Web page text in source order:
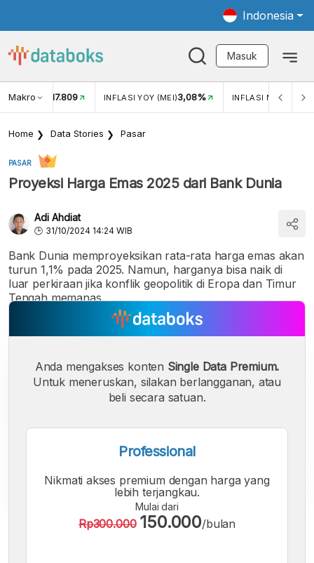
Indonesia
Masuk
Makro
USD/IDR 17.809 INFLASI YOY (MEI)3,08% INFLASI MOM (MEI)
Home Data Stories Pasar
PASAR
Proyeksi Harga Emas 2025 dari Bank Dunia
Adi Ahdiat
31/10/2024 14:24 WIB
Bank Dunia memproyeksikan rata-rata harga emas akan
turun 1,1% pada 2025. Namun, harganya bisa naik di
luar perkiraan jika konflik geopolitik di Eropa dan Timur
Tengah memanas.
A A A
Anda mengakses konten Single Data Premium.
Untuk meneruskan, silakan berlangganan, atau
beli secara satuan.
Professional
Nikmati akses premium dengan harga yang
lebih terjangkau.
Mulai dari
Rp300.000 150.000/bulan